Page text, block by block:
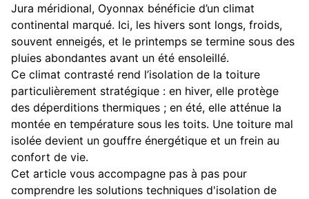
Jura méridional, Oyonnax bénéficie d’un climat
continental marqué. Ici, les hivers sont longs, froids,
souvent enneigés, et le printemps se termine sous des
pluies abondantes avant un été ensoleillé.
Ce climat contrasté rend l’isolation de la toiture
particulièrement stratégique : en hiver, elle protège
des déperditions thermiques ; en été, elle atténue la
montée en température sous les toits. Une toiture mal
isolée devient un gouffre énergétique et un frein au
confort de vie.
Cet article vous accompagne pas à pas pour
comprendre les solutions techniques d'isolation de